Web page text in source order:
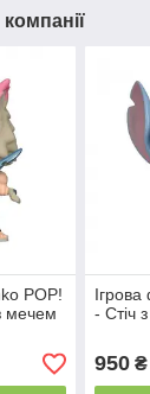
POP!
мечем
- Стіч
950₴